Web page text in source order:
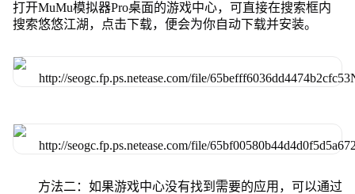
打开MuMu模拟器Pro桌面的游戏中心，可直接在搜索框内
搜索悠悠江湖，点击下载，便会为你自动下载并安装。
方法二：如果游戏中心没有找到需要的应用，可以通过